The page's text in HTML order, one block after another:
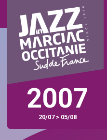
contenu
principal
2007
20/07 > 05/08
Panneau de gestion des cookies